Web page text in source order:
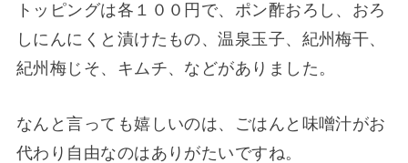
トッピングは各１００円で、ポン酢おろし、おろ
しにんにくと漬けたもの、温泉玉子、紀州梅干、
紀州梅じそ、キムチ、などがありました。
なんと言っても嬉しいのは、ごはんと味噌汁がお
代わり自由なのはありがたいですね。